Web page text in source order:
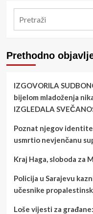
Prethodno
IZGOVORILA
bijelom mladoženja
IZGLEDALA
Poznat njegov
usmrtio nevjenčanu
Kraj Haga, sloboda za
Policija u Sarajevu
učesnike
Loše vijesti za